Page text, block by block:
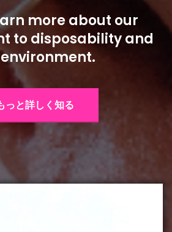
more about our
to disposability and
っと詳しく知る